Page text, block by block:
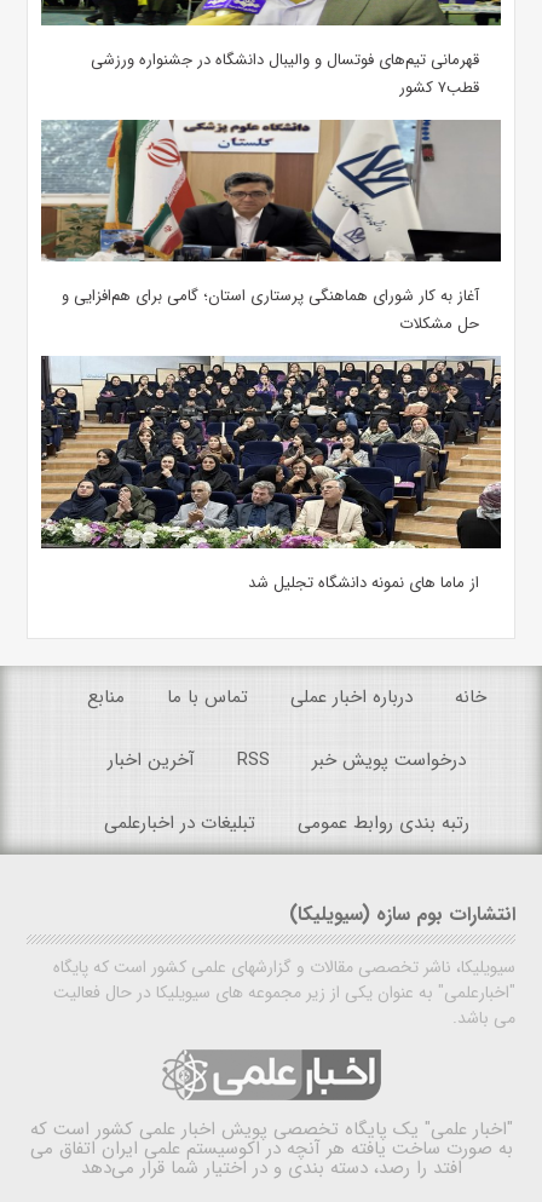
قهرمانی تیم‌های فوتسال و والیبال دانشگاه در جشنواره ورزشی
قطب۷ کشور
آغاز به کار شورای هماهنگی پرستاری استان؛ گامی برای هم‌افزایی و
حل مشکلات
از ماما های نمونه دانشگاه تجلیل شد
خانه درباره اخبار عملی تماس با ما منابع
درخواست پویش خبر RSS آخرین اخبار
رتبه بندی روابط عمومی تبلیغات در اخبارعلمی
انتشارات بوم سازه (سیویلیکا)
سیویلیکا، ناشر تخصصی مقالات و گزارشهای علمی کشور است که پایگاه
"اخبارعلمی" به عنوان یکی از زیر مجموعه های سیویلیکا در حال فعالیت
می باشد.
"اخبار علمی" یک پایگاه تخصصی پویش اخبار علمی کشور است که
به صورت ساخت یافته هر آنچه در اکوسیستم علمی ایران اتفاق می
افتد را رصد، دسته بندی و در اختیار شما قرار می‌دهد